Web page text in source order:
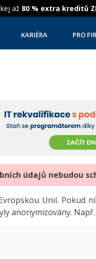
až 80 % extra kreditů
KARIÉRA PRO
údajů nebudou
Unií. Pokud
anonymizovány. Např.